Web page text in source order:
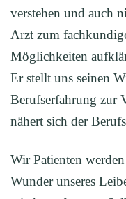
verstehen und auch
Arzt zum
Möglichkeiten
Er stellt uns seinen
Berufserfahrung zur
nähert sich der
Wir Patienten
Wunder unseres